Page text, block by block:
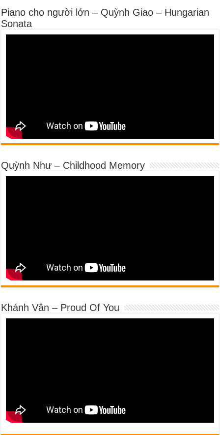
Piano cho người lớn – Quỳnh Giao – Hungarian
Sonata
Quỳnh Như – Childhood Memory
Khánh Vân – Proud Of You